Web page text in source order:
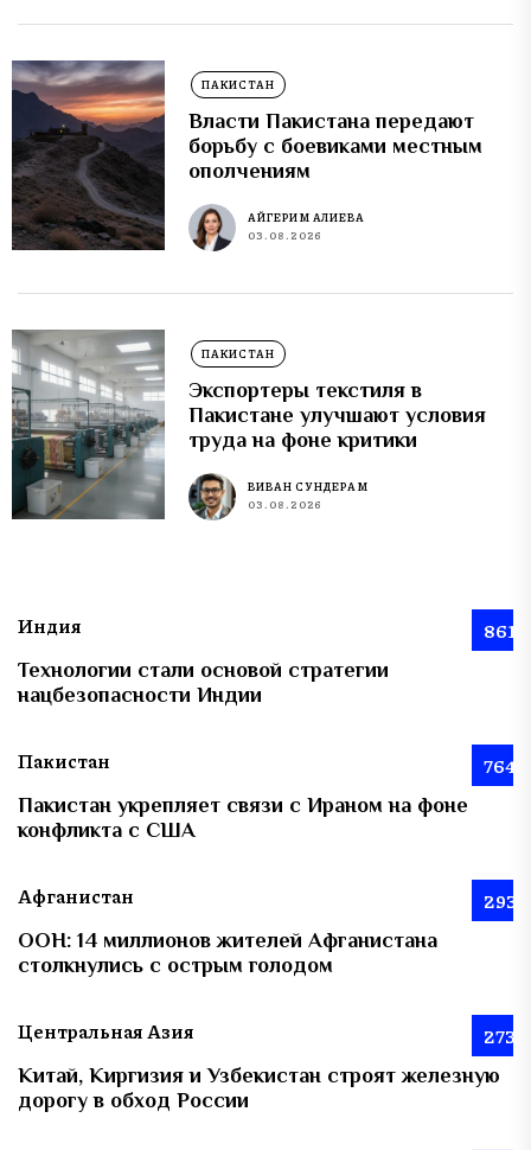
ПАКИСТАН
Власти Пакистана передают
борьбу с боевиками местным
ополчениям
АЙГЕРИМ АЛИЕВА
03.08.2026
ПАКИСТАН
Экспортеры текстиля в
Пакистане улучшают условия
труда на фоне критики
ВИВАН СУНДЕРАМ
03.08.2026
Индия 861
Технологии стали основой стратегии
нацбезопасности Индии
Пакистан 764
Пакистан укрепляет связи с Ираном на фоне
конфликта с США
Афганистан 293
ООН: 14 миллионов жителей Афганистана
столкнулись с острым голодом
Центральная Азия 273
Китай, Киргизия и Узбекистан строят железную
дорогу в обход России